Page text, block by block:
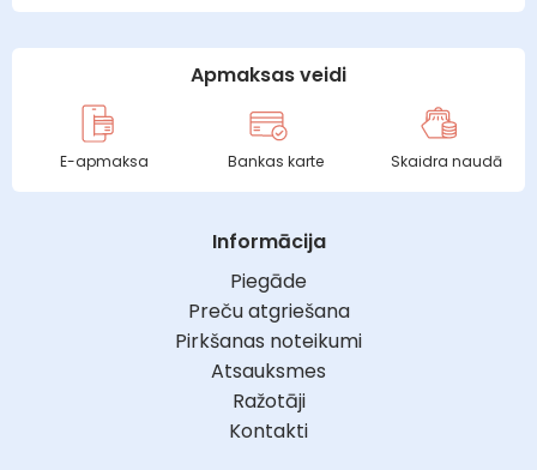
Apmaksas veidi
E-apmaksa Bankas karte Skaidra naudā
Informācija
Piegāde
Preču atgriešana
Pirkšanas noteikumi
Atsauksmes
Ražotāji
Kontakti